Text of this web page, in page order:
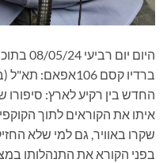
היום
ברדיו קסם
החדש בין רקיע לארץ: סיפורו
איתו את הקוראים לתוך
שקרו באוויר, גם למי שלא
בפני הקורא את התנהלותו